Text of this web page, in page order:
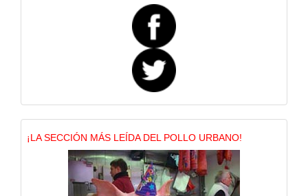
¡LA SECCIÓN MÁS LEÍDA DEL POLLO URBANO!